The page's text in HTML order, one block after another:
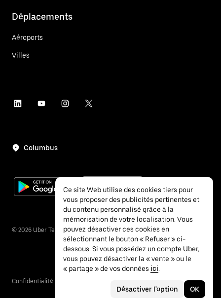
Déplacements
Aéroports
Villes
Columbus
© 2026 Uber Technologies Inc.
Confidentialité
Ce site Web utilise des cookies tiers pour
vous proposer des publicités pertinentes et
du contenu personnalisé grâce à la
mémorisation de votre localisation. Vous
pouvez désactiver ces cookies en
sélectionnant le bouton « Refuser » ci-
dessous. Si vous possédez un compte Uber,
vous pouvez désactiver la « vente » ou le
« partage » de vos données ici.
Désactiver l'option OK